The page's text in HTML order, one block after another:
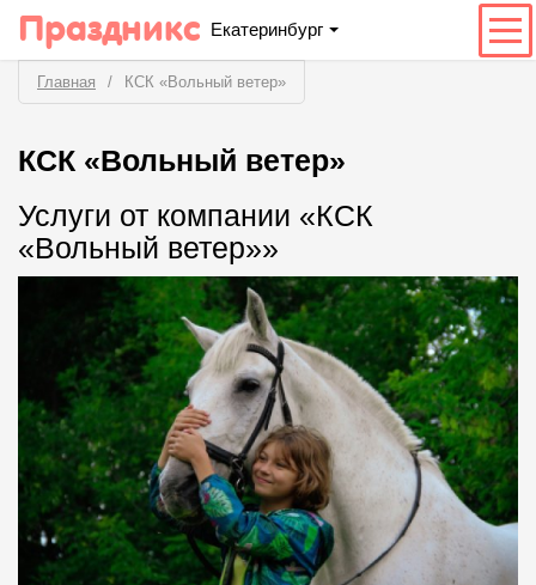
Праздникс Екатеринбург
Главная КСК «Вольный ветер»
КСК «Вольный ветер»
Услуги от компании «КСК
«Вольный ветер»»